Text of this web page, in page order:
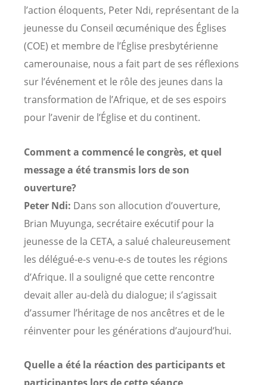
l’action éloquents, Peter Ndi, représentant de la
jeunesse du Conseil œcuménique des Églises
(COE) et membre de l’Église presbytérienne
camerounaise, nous a fait part de ses réflexions
sur l’événement et le rôle des jeunes dans la
transformation de l’Afrique, et de ses espoirs
pour l’avenir de l’Église et du continent.
Comment a commencé le congrès, et quel
message a été transmis lors de son
ouverture?
Peter Ndi: Dans son allocution d’ouverture,
Brian Muyunga, secrétaire exécutif pour la
jeunesse de la CETA, a salué chaleureusement
les délégué-e-s venu-e-s de toutes les régions
d’Afrique. Il a souligné que cette rencontre
devait aller au-delà du dialogue; il s’agissait
d’assumer l’héritage de nos ancêtres et de le
réinventer pour les générations d’aujourd’hui.
Quelle a été la réaction des participants et